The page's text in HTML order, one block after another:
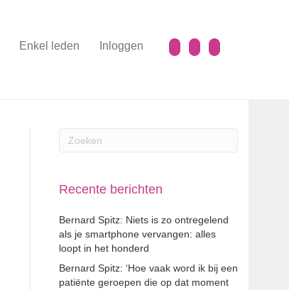
Enkel leden Inloggen
Recente berichten
Bernard Spitz: Niets is zo ontregelend
als je smartphone vervangen: alles
loopt in het honderd
Bernard Spitz: ‘Hoe vaak word ik bij een
patiënte geroepen die op dat moment